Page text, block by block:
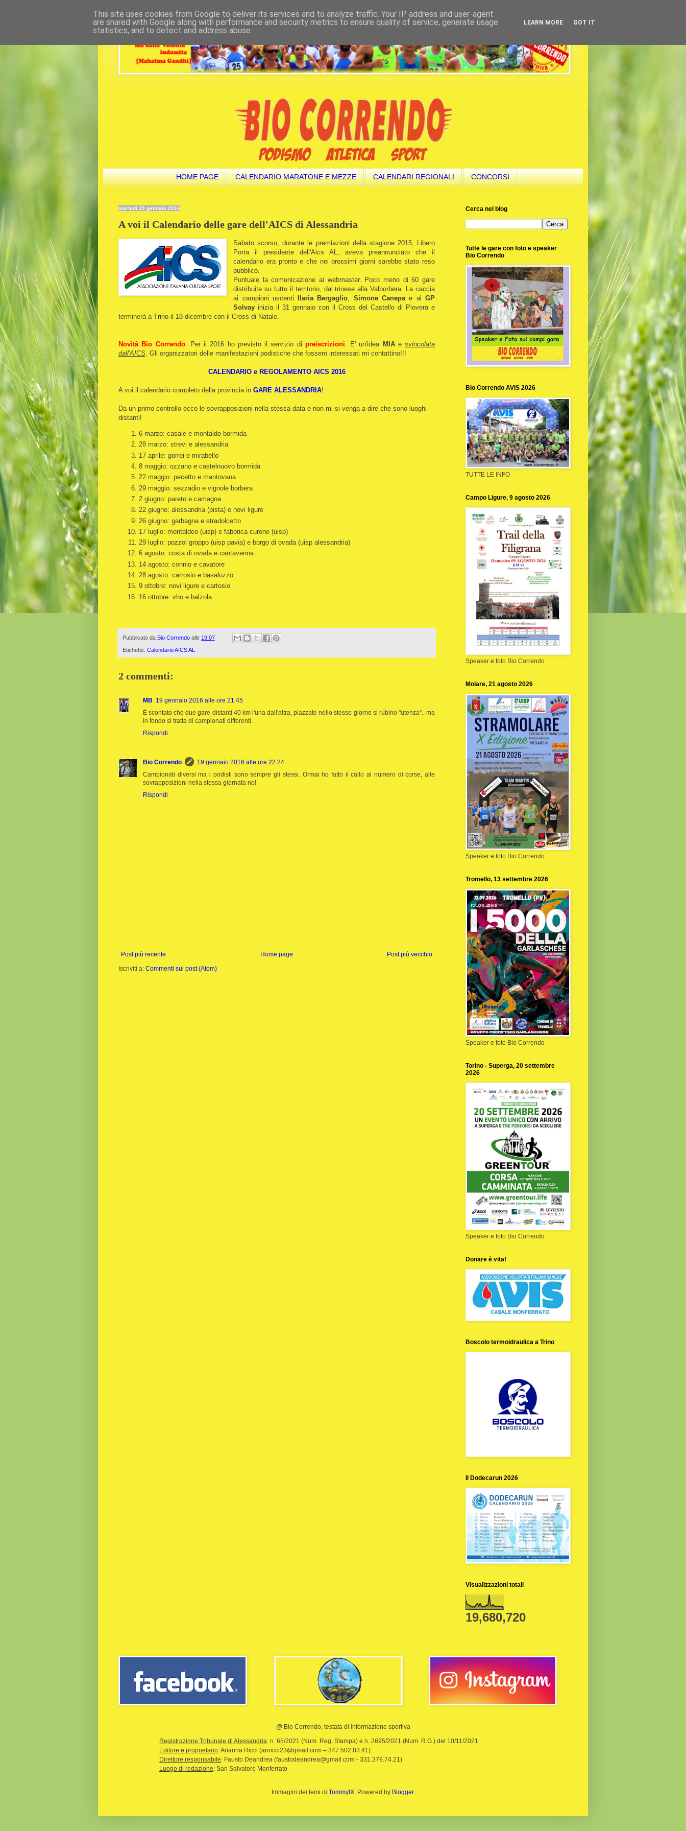
HOME PAGE CALENDARIO MARATONE E MEZZE CALENDARI REGIONALI CONCORSI
martedì 19 gennaio 2016
A voi il Calendario delle gare dell'AICS di Alessandria
Sabato scorso, durante le premiazioni della stagione 2015, Libero
Porta il presidente dell'Aics AL, aveva preannunciato che il
calendario era pronto e che nei prossimi giorni sarebbe stato reso
pubblico.
Puntuale la comunicazione ai webmaster. Poco meno di 60 gare
distribuite su tutto il territorio, dal trinese alla Valborbera. La caccia
ai campioni uscenti
Ilaria Bergaglio Simone Canepa e al GP
Solvay inizia il 31 gennaio con il Cross del Castello di Piovera e
terminerà a Trino il 18 dicembre con il Cross di Natale.
Novità Bio Correndo. Per il 2016 ho previsto il servizio di preiscrizioni . E' un'idea MIAe svincolata
dall'AICS . Gli organizzatori delle manifestazioni podistiche che fossero interessati mi contattino!!!
CALENDARIO e REGOLAMENTO AICS 2016
A voi il calendario completo della provincia in GARE ALESSANDRIA!
Da un primo controllo ecco le sovrapposizioni nella stessa data e non mi si venga a dire che sono luoghi
distanti!
6 marzo: casale e montaldo bormida
28 marzo: strevi e alessandria
17 aprile: gorrei e mirabello
8 maggio: ozzano e castelnuovo bormida
22 maggio: pecetto e mantovana
29 maggio: sezzadio e vignole borbera
2 giugno: pareto e camagna
22 giugno: alessandria (pista) e novi ligure
26 giugno: garbagna e stradolcetto
17 luglio: montaldeo (uisp) e fabbrica curone (uisp)
29 luglio: pozzol groppo (uisp pavia) e borgo di ovada (uisp alessandria)
6 agosto: costa di ovada e cantavenna
14 agosto: connio e cavatore
28 agosto: carrosio e basaluzzo
9 ottobre: novi ligure e cartosio
16 ottobre: vho e balzola
Pubblicato da Bio Correndo alle 19:07
Etichette: Calendario AICS AL
2 commenti:
MB 19 gennaio 2016 alle ore 21:45
É scontato che due gare distanti 40 km l'una dall'altra, piazzate nello stesso giorno si rubino "utenza".. ma
in fondo si tratta di campionati differenti.
Rispondi
Bio Correndo
19 gennaio 2016 alle ore 22:24
Campionati diversi ma i podisti sono sempre gli stessi. Ormai ho fatto il callo al numero di corse, alle
sovrapposizioni nella stessa giornata no!
Rispondi
Post più recente Post più vecchio
Home page
Iscriviti a: Commenti sul post (Atom)
Cerca nel blog
Tutte le gare con foto e speaker
Bio Correndo
Bio Correndo AVIS 2026
TUTTE LE INFO
Campo Ligure, 9 agosto 2026
Speaker e foto Bio Correndo
Molare, 21 agosto 2026
Speaker e foto Bio Correndo
Tromello, 13 settembre 2026
Speaker e foto Bio Correndo
Torino - Superga, 20 settembre
2026
Speaker e foto Bio Correndo
Donare è vita!
Boscolo termoidraulica a Trino
Il Dodecarun 2026
Visualizzazioni totali
19,680,720
@ Bio Correndo, testata di informazione sportiva
Registrazione Tribunale di Alessandria: n. 65/2021 (Num. Reg. Stampa) e n. 2695/2021 (Num. R.G.) del 10/11/2021
Editore e proprietario: Arianna Ricci (ariricci23@gmail.com – 347.502.83.41)
Direttore responsabile: Fausto Deandrea (faustodeandrea@gmail.com - 331.379.74.21)
Luogo di redazione: San Salvatore Monferrato
Immagini dei temi di TommyIX. Powered by Blogger.
This site uses cookies from Google to deliver its services and to analyze traffic. Your IP address and user-agent
are shared with Google along with performance and security metrics to ensure quality of service, generate usage
statistics, and to detect and address abuse.
LEARN MORE GOT IT